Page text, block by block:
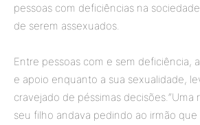
pessoas com deficiências na
de serem assexuados.
Entre pessoas com e sem deficiência,
e apoio enquanto a sua sexualidade,
cravejado de péssimas
seu filho andava pedindo ao irmão que